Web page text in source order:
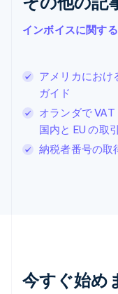
インボイスに関す
アメリカにおけ
ガイド
オランダで
国内と EU の取
納税者番号の取
今すぐ始め
English Italiano
ジブラルタル
English 简体中文
スイス
Deutsch
スウェーデン
SvenskaEnglish
スペイン
Español English
デンマーク